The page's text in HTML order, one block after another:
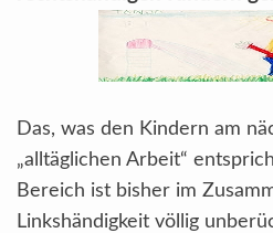
Das, was den Kindern am
„alltäglichen Arbeit“
Bereich ist bisher im
Linkshändigkeit völlig